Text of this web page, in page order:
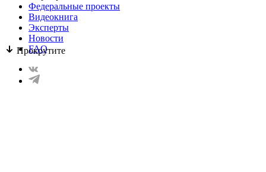
Прокрутите
Федеральные проекты
Видеокнига
Эксперты
Новости
FAQ